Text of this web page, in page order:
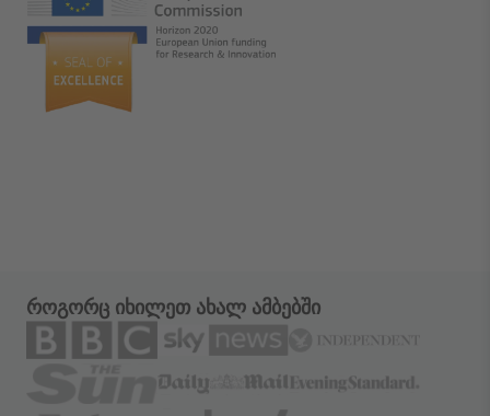
როგორც იხილეთ ახალ ამბებში